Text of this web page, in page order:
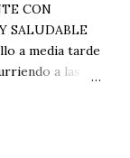
CON
SALUDABLE
a media tarde
a las
o snacks
y sodio?
no tiene